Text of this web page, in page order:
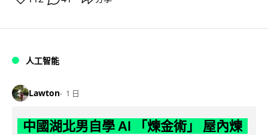
人工智能
Lawton 1 日
中國湖北男自學 AI 「煉金術」 屋內煉